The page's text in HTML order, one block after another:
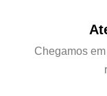
Chegamos